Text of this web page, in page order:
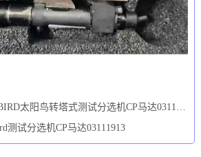
测试分选机CP马达03111913